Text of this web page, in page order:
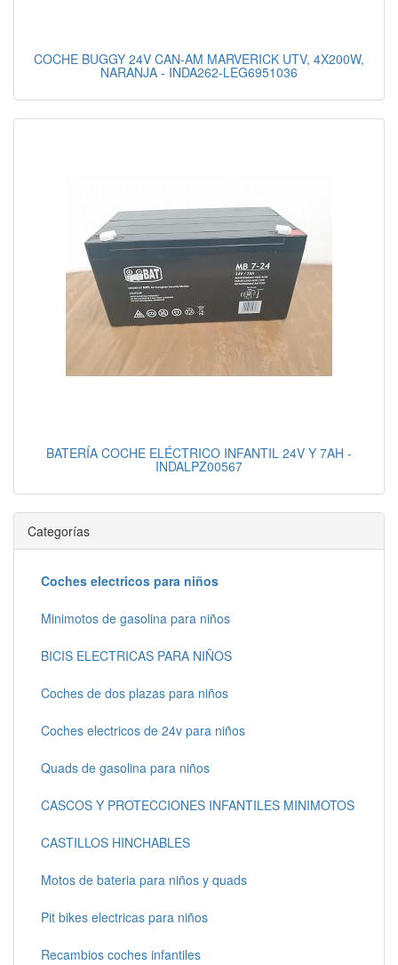
COCHE BUGGY 24V CAN-AM MARVERICK UTV, 4X200W,
NARANJA - INDA262-LEG6951036
BATERÍA COCHE ELÉCTRICO INFANTIL 24V Y 7AH -
INDALPZ00567
Categorías
Coches electricos para niños
Minimotos de gasolina para niños
BICIS ELECTRICAS PARA NIÑOS
Coches de dos plazas para niños
Coches electricos de 24v para niños
Quads de gasolina para niños
CASCOS Y PROTECCIONES INFANTILES MINIMOTOS
CASTILLOS HINCHABLES
Motos de bateria para niños y quads
Pit bikes electricas para niños
Recambios coches infantiles